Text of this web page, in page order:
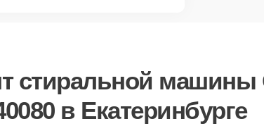
стиральной машины
в Екатеринбурге